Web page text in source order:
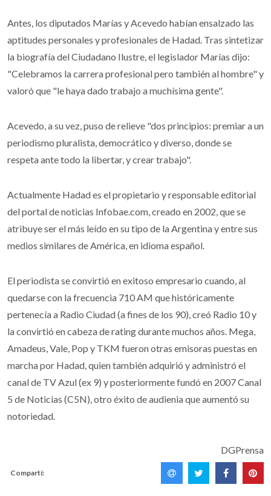
Antes, los diputados Marías y Acevedo habían ensalzado las
aptitudes personales y profesionales de Hadad. Tras sintetizar
la biografía del Ciudadano Ilustre, el legislador Marías dijo:
"Celebramos la carrera profesional pero también al hombre" y
valoró que "le haya dado trabajo a muchísima gente".
Acevedo, a su vez, puso de relieve "dos principios: premiar a un
periodismo pluralista, democrático y diverso, donde se
respeta ante todo la libertar, y crear trabajo".
Actualmente Hadad es el propietario y responsable editorial
del portal de noticias Infobae.com, creado en 2002, que se
atribuye ser el más leído en su tipo de la Argentina y entre sus
medios similares de América, en idioma español.
El periodista se convirtió en exitoso empresario cuando, al
quedarse con la frecuencia 710 AM que históricamente
pertenecía a Radio Ciudad (a fines de los 90), creó Radio 10 y
la convirtió en cabeza de rating durante muchos años. Mega,
Amadeus, Vale, Pop y TKM fueron otras emisoras puestas en
marcha por Hadad, quien también adquirió y administró el
canal de TV Azul (ex 9) y posteriormente fundó en 2007 Canal
5 de Noticias (C5N), otro éxito de audienia que aumentó su
notoriedad.
DGPrensa
Compartí: